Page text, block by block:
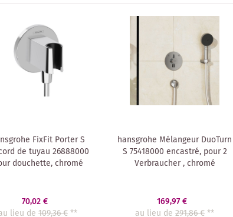
FixFit Porter S
de tuyau 26888000
douchette, chromé
70,02 €
lieu de 109,36 €**
hansgrohe Mélangeur DuoTurn
S 75418000 encastré, pour 2
Verbraucher , chromé
169,97 €
au lieu de 291,86 €**